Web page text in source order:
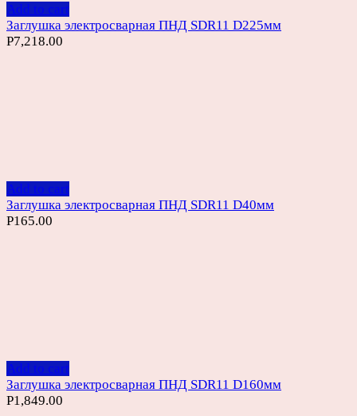
Add to cart
Заглушка электросварная ПНД SDR11 D225мм
Р7,218.00
Add to cart
Заглушка электросварная ПНД SDR11 D40мм
Р165.00
Add to cart
Заглушка электросварная ПНД SDR11 D160мм
Р1,849.00